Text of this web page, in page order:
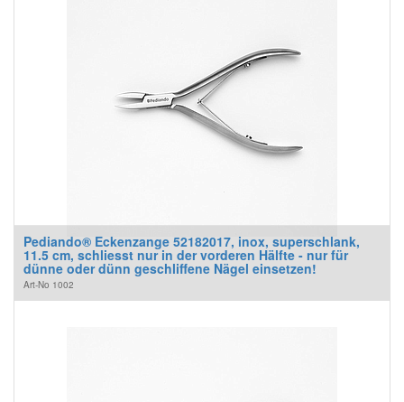
Pediando® Eckenzange 52182017, inox, superschlank,
11.5 cm, schliesst nur in der vorderen Hälfte - nur für
dünne oder dünn geschliffene Nägel einsetzen!
Art-No 1002